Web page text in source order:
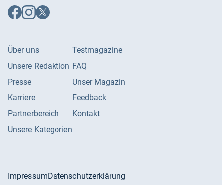
Auf
Facebook
Auf
Instagram
Auf
X
Über uns
Unsere Redaktion
Presse
Karriere
Partnerbereich
Unsere Kategorien
Testmagazine
FAQ
Unser Magazin
Feedback
Kontakt
ImpressumDatenschutzerklärung